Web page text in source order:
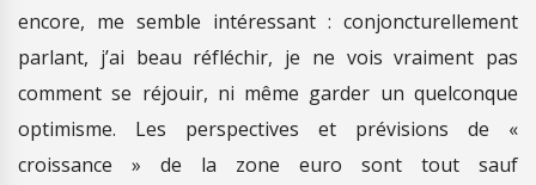
encore, me semble intéressant : conjoncturellement
parlant, j’ai beau réfléchir, je ne vois vraiment pas
comment se réjouir, ni même garder un quelconque
optimisme. Les perspectives et prévisions de «
croissance » de la zone euro sont tout sauf